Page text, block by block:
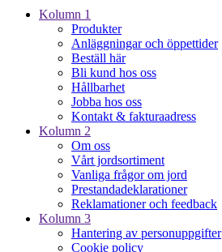
Kolumn 1
Produkter
Anläggningar och öppettider
Beställ här
Bli kund hos oss
Hållbarhet
Jobba hos oss
Kontakt & fakturaadress
Kolumn 2
Om oss
Vårt jordsortiment
Vanliga frågor om jord
Prestanda­deklarationer
Reklamationer och feedback
Kolumn 3
Hantering av personuppgifter
Cookie policy